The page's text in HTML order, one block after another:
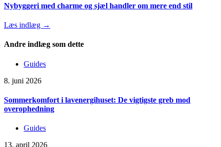
Nybyggeri med charme og sjæl handler om mere end stil
Læs indlæg →
Andre indlæg som dette
Guides
8. juni 2026
Sommerkomfort i lavenergihuset: De vigtigste greb mod
overophedning
Guides
13. april 2026